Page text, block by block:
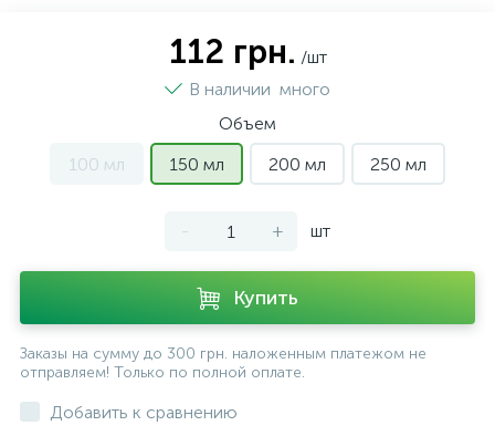
112 грн. /шт
В наличии много
Объем
100 мл
150 мл 200 мл 250 мл
- + шт
Купить
Заказы на сумму до 300 грн. наложенным платежом не
отправляем! Только по полной оплате.
Добавить к сравнению